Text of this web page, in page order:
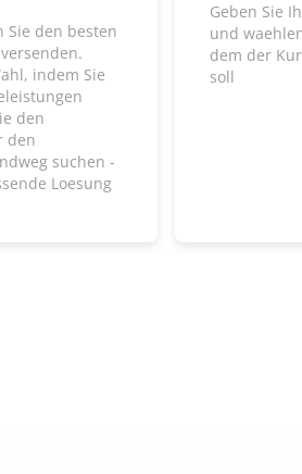
Sie den besten
indem Sie
den
den
suchen -
Loesung
Geben Sie
und
dem der
soll